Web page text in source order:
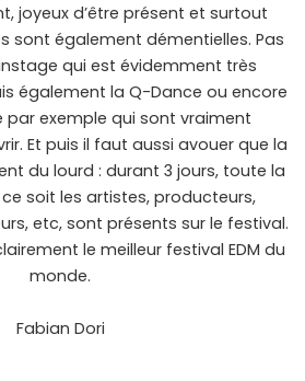
joyeux d’être présent et surtout
sont également démentielles. Pas
qui est évidemment très
également la Q-Dance ou encore
par exemple qui sont vraiment
Et puis il faut aussi avouer que la
du lourd : durant 3 jours, toute la
ce soit les artistes, producteurs,
etc, sont présents sur le festival.
le meilleur festival EDM du
monde.
Fabian Dori